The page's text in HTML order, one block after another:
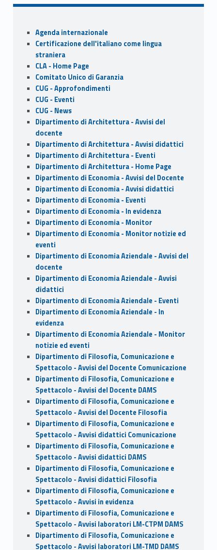
b
o
o
k
d
o
n
l e
Sidebar
Agenda internazionale
Certificazione dell'italiano come lingua
straniera
CLA - Home Page
Comitato Unico di Garanzia
CUG - Approfondimenti
CUG - Eventi
CUG - News
Dipartimento di Architettura - Avvisi del
docente
Dipartimento di Architettura - Avvisi didattici
Dipartimento di Architettura - Eventi
Dipartimento di Architettura - Home Page
Dipartimento di Economia - Avvisi del Docente
Dipartimento di Economia - Avvisi didattici
Dipartimento di Economia - Eventi
Dipartimento di Economia - In evidenza
Dipartimento di Economia - Monitor
Dipartimento di Economia - Monitor notizie ed
eventi
Dipartimento di Economia Aziendale - Avvisi del
docente
Dipartimento di Economia Aziendale - Avvisi
didattici
Dipartimento di Economia Aziendale - Eventi
Dipartimento di Economia Aziendale - In
evidenza
Dipartimento di Economia Aziendale - Monitor
notizie ed eventi
Dipartimento di Filosofia, Comunicazione e
Spettacolo - Avvisi del Docente Comunicazione
Dipartimento di Filosofia, Comunicazione e
Spettacolo - Avvisi del Docente DAMS
Dipartimento di Filosofia, Comunicazione e
Spettacolo - Avvisi del Docente Filosofia
Dipartimento di Filosofia, Comunicazione e
Spettacolo - Avvisi didattici Comunicazione
Dipartimento di Filosofia, Comunicazione e
Spettacolo - Avvisi didattici DAMS
Dipartimento di Filosofia, Comunicazione e
Spettacolo - Avvisi didattici Filosofia
Dipartimento di Filosofia, Comunicazione e
Spettacolo - Avvisi in evidenza
Dipartimento di Filosofia, Comunicazione e
Spettacolo - Avvisi laboratori LM-CTPM DAMS
Dipartimento di Filosofia, Comunicazione e
Spettacolo - Avvisi laboratori LM-TMD DAMS